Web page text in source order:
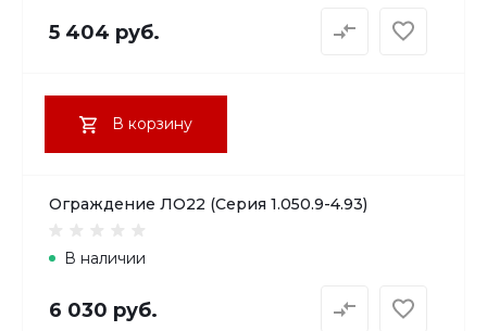
5 404 руб.
В корзину
Ограждение ЛО22 (Серия 1.050.9-4.93)
В наличии
6 030 руб.